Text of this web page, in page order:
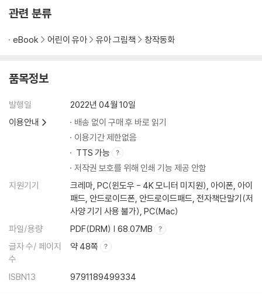
관련 분류
eBook 어린이 유아 유아 그림책 창작동화
품목정보
발행일
2022년 04월 10일
이용안내
배송 없이 구매 후 바로 읽기
이용기간 제한없음
TTS 가능
저작권 보호를 위해 인쇄 기능 제공 안함
지원기기
크레마, PC(윈도우 - 4K 모니터 미지원), 아이폰, 아이
패드, 안드로이드폰, 안드로이드패드, 전자책단말기(저
사양 기기 사용 불가), PC(Mac)
파일/용량
PDF(DRM) | 68.07MB
글자 수/ 페이지
수
약 48쪽
ISBN13 9791189499334